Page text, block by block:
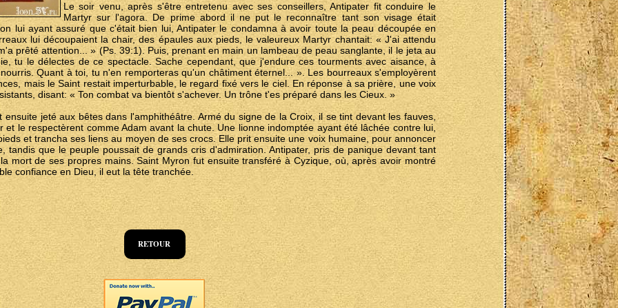
Le soir venu, après s'être entretenu avec ses conseillers, Antipater fit conduire le
Martyr sur l'agora. De prime abord il ne put le reconnaître tant son visage était
lui ayant assuré que c'était bien lui, Antipater le condamna à avoir toute la peau découpée en
lui découpaient la chair, des épaules aux pieds, le valeureux Martyr chantait: « J'ai attendu
prêté attention... » (Ps. 39:1). Puis, prenant en main un lambeau de peau sanglante, il le jeta au
tu le délectes de ce spectacle. Sache cependant, que j'endure ces tourments avec aisance, à
Quant à toi, tu n'en remporteras qu'un châtiment éternel... ». Les bourreaux s'employèrent
mais le Saint restait imperturbable, le regard fixé vers le ciel. En réponse à sa prière, une voix
disant: « Ton combat va bientôt s'achever. Un trône t'es préparé dans les Cieux. »
jeté aux bêtes dans l'amphithéâtre. Armé du signe de la Croix, il se tint devant les fauves,
et le respectèrent comme Adam avant la chute. Une lionne indomptée ayant été lâchée contre lui,
et trancha ses liens au moyen de ses crocs. Elle prit ensuite une voix humaine, pour annoncer
tandis que le peuple poussait de grands cris d'admiration. Antipater, pris de panique devant tant
mort de ses propres mains. Saint Myron fut ensuite transféré à Cyzique, où, après avoir montré
confiance en Dieu, il eut la tête tranchée.
RETOUR